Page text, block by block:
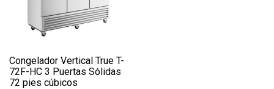
Congelador Vertical True T-
72F-HC 3 Puertas Sólidas
72 pies cúbicos